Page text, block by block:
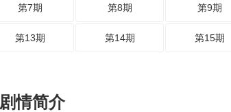
第7期 第8期 第9期
第13期 第14期 第15期
剧情简介